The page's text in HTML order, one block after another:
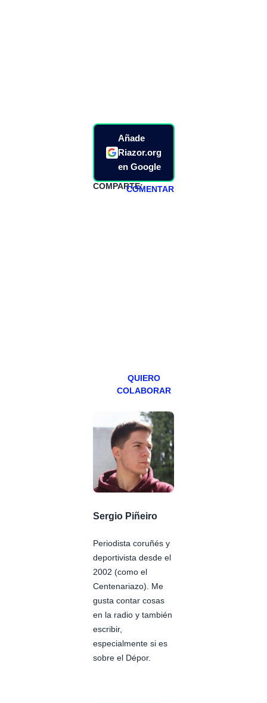
Añade
Riazor.org
en Google
COMPARTE:COMENTAR
QUIERO
COLABORAR
Sergio Piñeiro
Periodista coruñés y
deportivista desde el
2002 (como el
Centenariazo). Me
gusta contar cosas
en la radio y también
escribir,
especialmente si es
sobre el Dépor.